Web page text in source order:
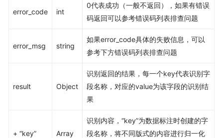
error_code int
0代表成功（一般不返回），如果有错误
码返回可以参考错误码列表排查问题
error_msg string
如果error_code具体的失败信息，可以
参考下方错误码列表排查问题
result Object
识别返回的结果，每一个key代表识别字
段名称，对应的value为该字段的识别结
果
+ “key” Array
识别内容，“key”为数据标注时创建的字
段名称，将不同版式的内容进行归一化